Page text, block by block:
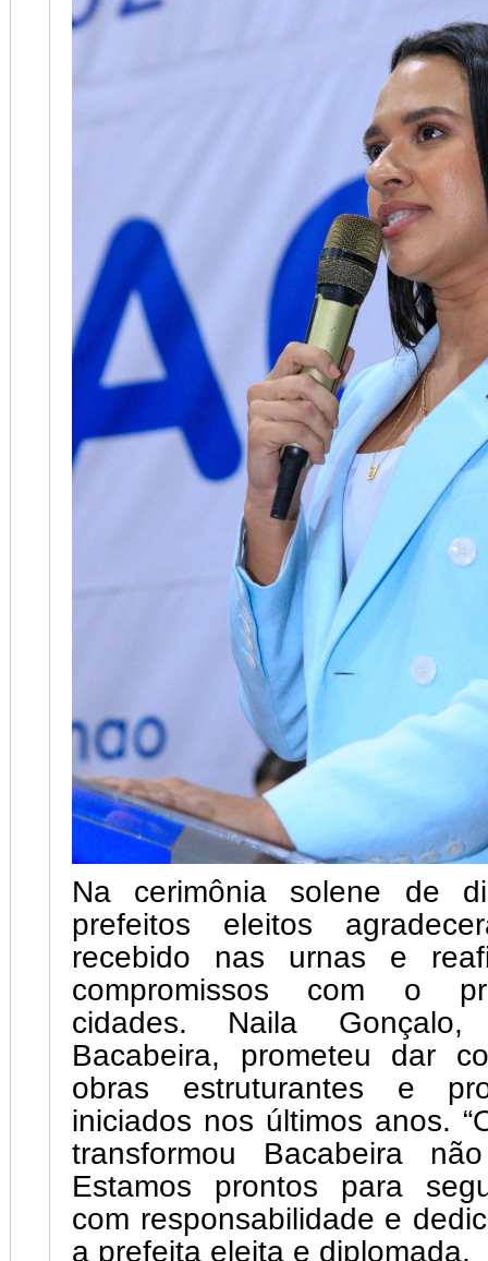
Na cerimônia solene de
prefeitos eleitos
recebido nas urnas e
compromissos com o
cidades. Naila
Bacabeira, prometeu dar
obras estruturantes e
iniciados nos últimos anos.
transformou Bacabeira
Estamos prontos para
com responsabilidade e
a prefeita eleita e diplomada.